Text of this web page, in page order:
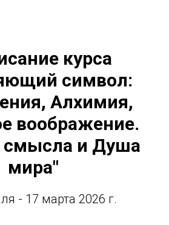
курса
символ:
Алхимия,
воображение.
смысла и Душа
мира"
- 17 марта 2026 г.